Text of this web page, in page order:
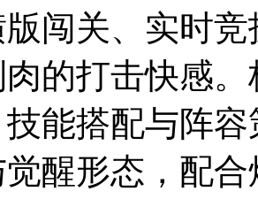
闯关、实时
的打击快感
能搭配与阵
醒形态，配